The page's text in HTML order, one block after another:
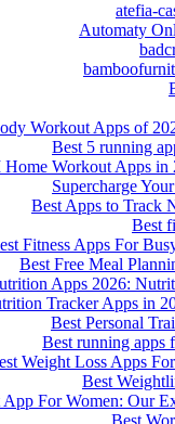
atefia-
Automaty
Workout Apps of
Best 5 running
Home Workout Apps in
Supercharge
Best Apps to Track
Best
Fitness Apps For
Best Free Meal
Apps 2026:
Tracker Apps in
Best Personal
Best running apps
Weight Loss Apps
Best
For Women: Our